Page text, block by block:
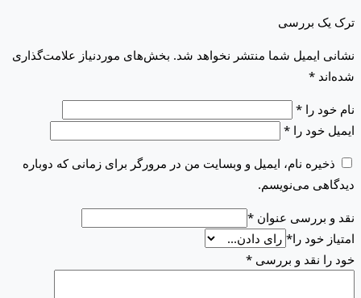
ترک یک بررسی
نشانی ایمیل شما منتشر نخواهد شد. بخش‌های موردنیاز علامت‌گذاری
شده‌اند *
نام خود را *
ایمیل خود را *
ذخیره نام، ایمیل و وبسایت من در مرورگر برای زمانی که دوباره
دیدگاهی می‌نویسم.
نقد و بررسی عنوان *
امتیاز خود را*
خود را نقد و بررسی *